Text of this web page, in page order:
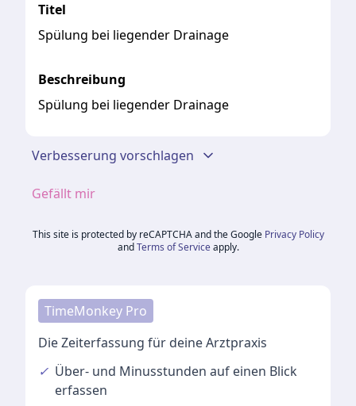
Titel
Spülung bei liegender Drainage
Beschreibung
Spülung bei liegender Drainage
Verbesserung vorschlagen
Gefällt mir
This site is protected by reCAPTCHA and the Google Privacy Policy
and Terms of Service apply.
TimeMonkey Pro
Die Zeiterfassung für deine Arztpraxis
✓ Über- und Minusstunden auf einen Blick
erfassen